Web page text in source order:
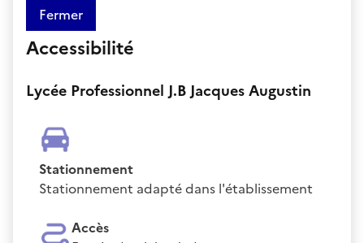
Fermer
Accessibilité
Lycée Professionnel J.B Jacques Augustin
Stationnement
Stationnement adapté dans l'établissement
Accès